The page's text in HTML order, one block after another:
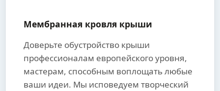
Мембранная кровля крыши
Доверьте обустройство крыши
профессионалам европейского уровня,
мастерам, способным воплощать любые
ваши идеи. Мы исповедуем творческий